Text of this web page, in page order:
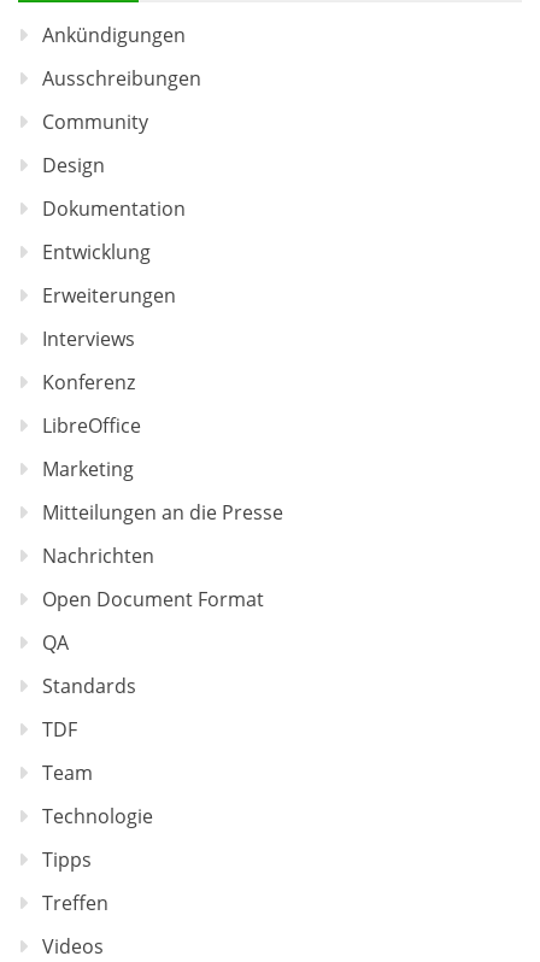
Ankündigungen
Ausschreibungen
Community
Design
Dokumentation
Entwicklung
Erweiterungen
Interviews
Konferenz
LibreOffice
Marketing
Mitteilungen an die Presse
Nachrichten
Open Document Format
QA
Standards
TDF
Team
Technologie
Tipps
Treffen
Videos